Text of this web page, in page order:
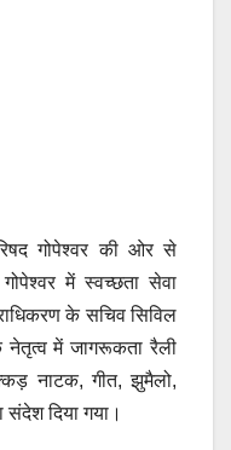
गोपेश्वर की ओर से
में स्वच्छता सेवा
के सचिव सिविल
नेतृत्व में जागरूकता रैली
नाटक, गीत, झुमैलो,
दिया गया।